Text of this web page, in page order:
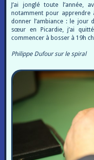
J’ai jonglé toute l’année,
notamment pour
donner l’ambiance : le jour
sœur en Picardie, j’ai
commencer à bosser à 19h
Philippe Dufour sur le spiral